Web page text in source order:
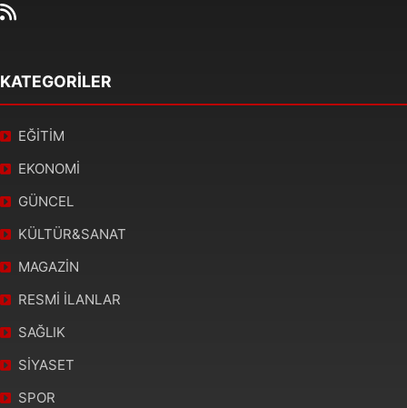
KATEGORİLER
EĞİTİM
EKONOMİ
GÜNCEL
KÜLTÜR&SANAT
MAGAZİN
RESMİ İLANLAR
SAĞLIK
SİYASET
SPOR